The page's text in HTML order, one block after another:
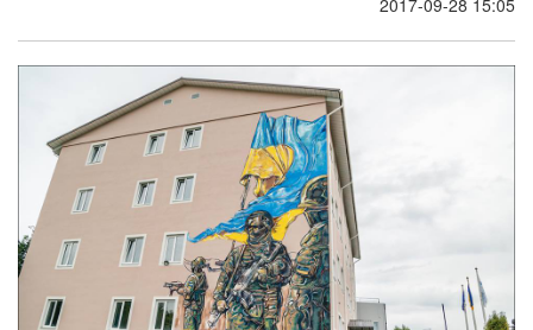
2017-09-28 15:05